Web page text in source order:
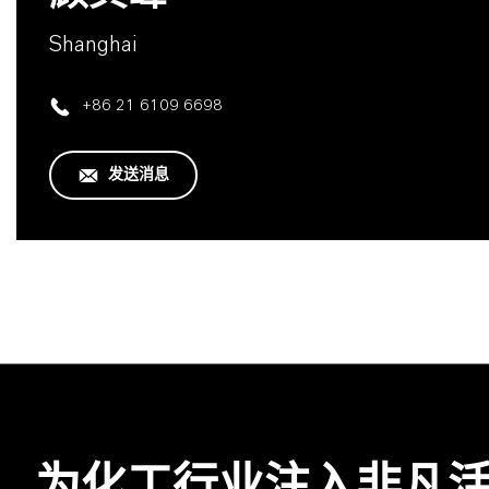
Shanghai
+86 21 6109 6698
发送消息